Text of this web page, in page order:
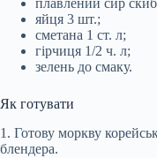
плавлений сир
яйця 3 шт.;
сметана 1 ст. л;
гірчиця 1/2 ч. л;
зелень до смаку.
Як готувати
1. Готову моркву
блендера.